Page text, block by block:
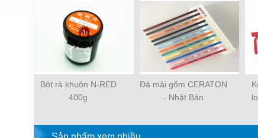
Bột rà khuôn N-RED
400g
Đá mài gốm CERATON
- Nhật Bản